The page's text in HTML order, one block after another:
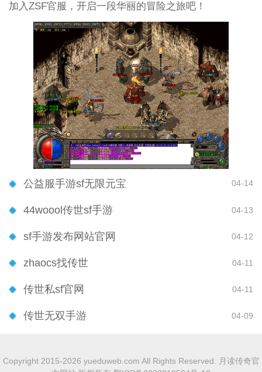
加入ZSF官服，开启一段华丽的冒险之旅吧！
公益服手游sf无限元宝 04-14
44woool传世sf手游 04-13
sf手游发布网站官网 04-12
zhaocs找传世 04-11
传世私sf官网 04-11
传世无双手游 04-09
Copyright 2015-2026 yueduweb.com All Rights Reserved. 月读传奇官